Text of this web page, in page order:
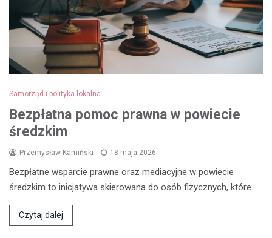
Samorząd i polityka lokalna
Bezpłatna pomoc prawna w powiecie
średzkim
Przemysław Kamiński 18 maja 2026
Bezpłatne wsparcie prawne oraz mediacyjne w powiecie
średzkim to inicjatywa skierowana do osób fizycznych, które…
Czytaj dalej